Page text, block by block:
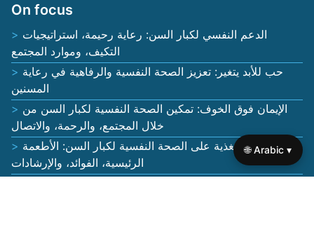
On focus
الدعم النفسي لكبار السن: رعاية رحيمة، استراتيجيات
التكيف، وموارد المجتمع
حب للأبد يتغير: تعزيز الصحة النفسية والرفاهية في رعاية
المسنين
الإيمان فوق الخوف: تمكين الصحة النفسية لكبار السن من
خلال المجتمع، والرحمة، والاتصال
أثر التغذية على الصحة النفسية لكبار السن: الأطعمة
الرئيسية، الفوائد، والإرشادات
🌐 Arabic ▾